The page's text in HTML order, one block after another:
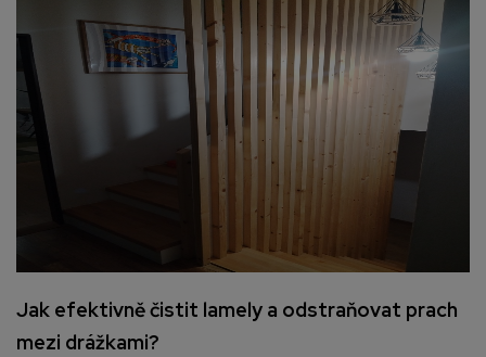
Jak efektivně čistit lamely a odstraňovat prach
mezi drážkami?